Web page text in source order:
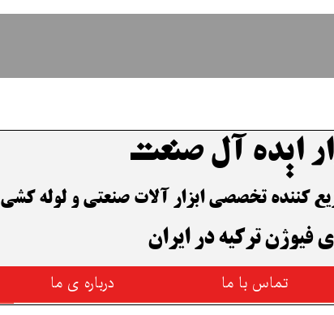
تماس با ما درباره ی ما
ایده آل صنعت
کننده تخصصی ابزار آلات صنعتی و لوله کشی
فیوژن ترکیه در ایران